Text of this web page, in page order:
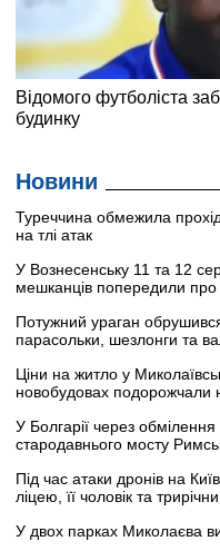
Новини
Туреччина обмежила
на тлі атак
У Вознесенську 11 та 12
мешканців попередили про
Потужний ураган
парасольки, шезлонги та
Ціни на житло у
новобудовах подорожчали
У Болгарії через
стародавнього мосту
Під час атаки дронів на
ліцею, її чоловік та
У двох парках Миколаєва